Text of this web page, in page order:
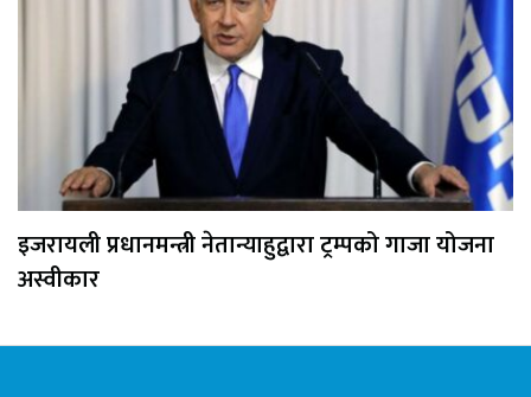
इजरायली प्रधानमन्त्री नेतान्याहुद्वारा ट्रम्पको गाजा योजना
अस्वीकार